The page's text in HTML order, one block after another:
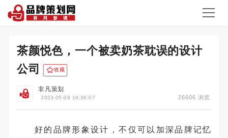
茶颜悦色，一个被卖奶茶耽误的设计
公司
收藏
非凡策划
2023-05-09 16:36:07 26606 浏览
好的品牌形象设计，不仅可以加深品牌记忆